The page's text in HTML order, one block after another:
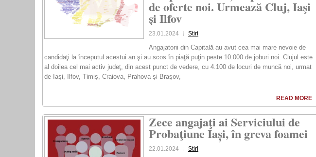
de oferte noi. Urmează Cluj, Iaşi
şi Ilfov
23.01.2024 Stiri
Angajatorii din Capitală au avut cea mai mare nevoie de
candidaţi la începutul acestui an şi au scos în piaţă puţin peste 10.000 de joburi noi. Clujul este
al doilea cel mai activ judeţ, din acest punct de vedere, cu 4.100 de locuri de muncă noi, urmat
de Iaşi, Ilfov, Timiş, Craiova, Prahova şi Braşov,
READ MORE
Zece angajaţi ai Serviciului de
Probaţiune Iași, în greva foamei
22.01.2024 Stiri